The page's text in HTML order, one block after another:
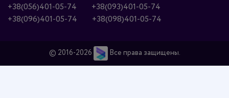
+38(056)401-05-74
+38(093)401-05-74
+38(096)401-05-74
+38(098)401-05-74
© 2016-2026 Все права защищены.